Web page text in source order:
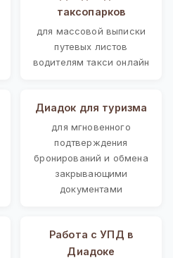
таксопарков
для массовой выписки
путевых листов
водителям такси онлайн
Диадок для туризма
для мгновенного
подтверждения
бронирований и обмена
закрывающими
документами
Работа с УПД в
Диадоке